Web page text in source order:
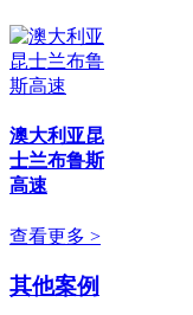
澳大利亚昆
士兰布鲁斯
高速
查看更多 >
其他案例